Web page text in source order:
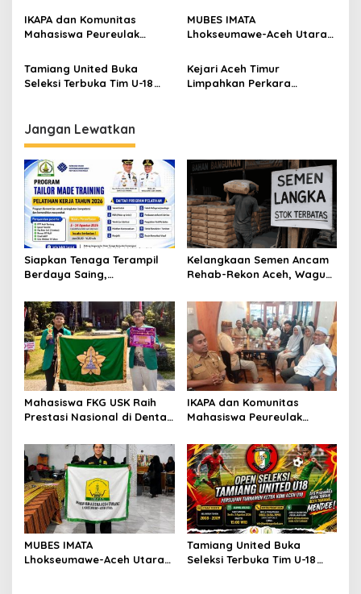
s
IKAPA dan Komunitas
Mahasiswa Peureulak
Peureulak Raya
MUBES IMATA
Lhokseumawe-Aceh Utara
Terpilih Pimpin Periode
2026–2027
Tamiang United Buka
Seleksi Terbuka Tim U-18
Kejari Aceh Timur
Limpahkan Perkara
Jangan Lewatkan
Siapkan Tenaga Terampil
Berdaya Saing,
Tamiang Buka Pelatihan
Kerja 2026
Kelangkaan Semen Ancam
Rehab-Rekon Aceh, Wagub
Mahasiswa FKG USK Raih
Prestasi Nasional di Dental
IKAPA dan Komunitas
Mahasiswa Peureulak
Peureulak Raya
MUBES IMATA
Lhokseumawe-Aceh Utara
Tamiang United Buka
Seleksi Terbuka Tim U-18